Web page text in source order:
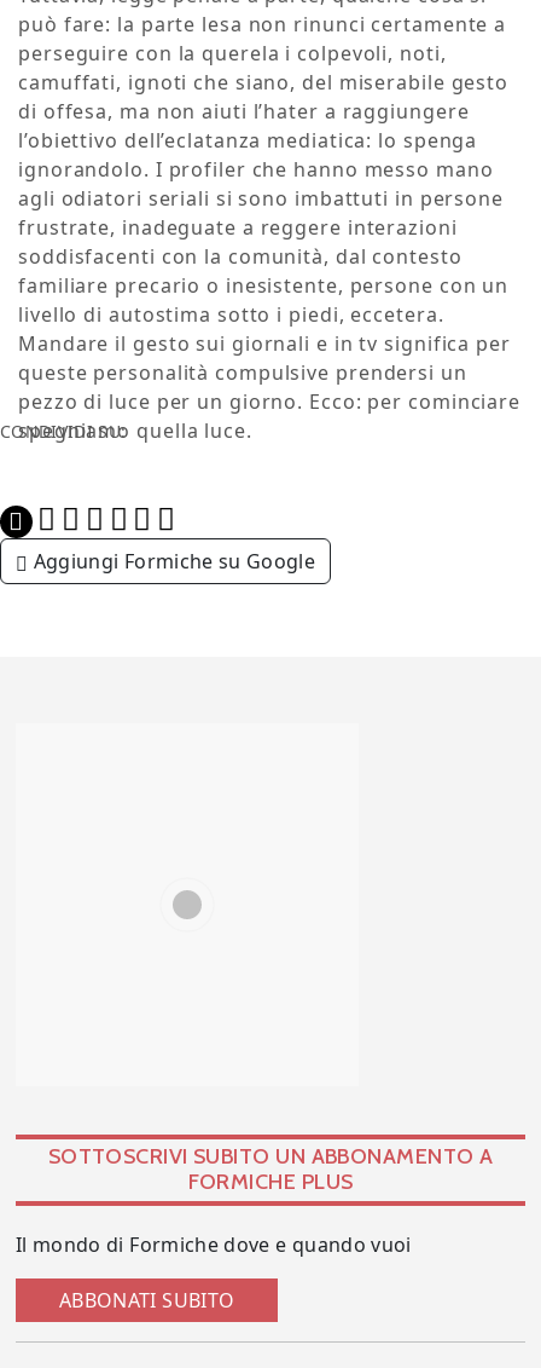
può fare: la parte lesa non rinunci certamente a
perseguire con la querela i colpevoli, noti,
camuffati, ignoti che siano, del miserabile gesto
di offesa, ma non aiuti l’hater a raggiungere
l’obiettivo dell’eclatanza mediatica: lo spenga
ignorandolo. I profiler che hanno messo mano
agli odiatori seriali si sono imbattuti in persone
frustrate, inadeguate a reggere interazioni
soddisfacenti con la comunità, dal contesto
familiare precario o inesistente, persone con un
livello di autostima sotto i piedi, eccetera.
Mandare il gesto sui giornali e in tv significa per
queste personalità compulsive prendersi un
pezzo di luce per un giorno. Ecco: per cominciare
spegniamo quella luce.
CONDIVIDI SU:
Aggiungi Formiche su Google
SOTTOSCRIVI SUBITO UN ABBONAMENTO A
FORMICHE PLUS
Il mondo di Formiche dove e quando vuoi
ABBONATI SUBITO